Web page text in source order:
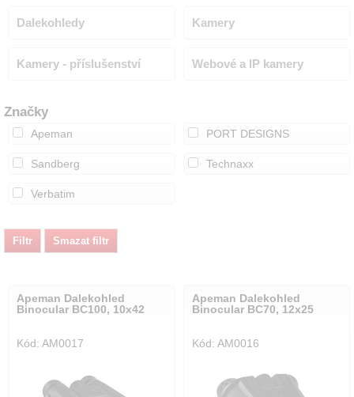
Dalekohledy Kamery
Kamery - příslušenství Webové a IP kamery
Značky
Apeman PORT DESIGNS
Sandberg Technaxx
Verbatim
Apeman Dalekohled
Binocular BC100, 10x42
Kód: AM0017
Apeman Dalekohled
Binocular BC70, 12x25
Kód: AM0016